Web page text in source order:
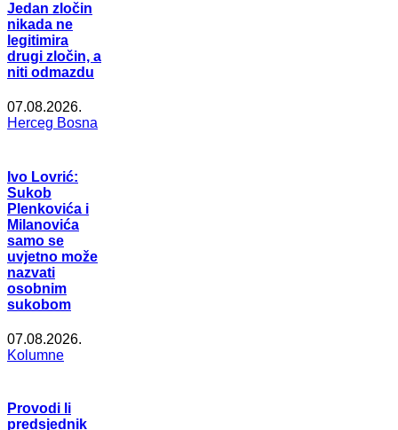
Jedan zločin
nikada ne
legitimira
drugi zločin, a
niti odmazdu
07.08.2026.
Herceg Bosna
Ivo Lovrić:
Sukob
Plenkovića i
Milanovića
samo se
uvjetno može
nazvati
osobnim
sukobom
07.08.2026.
Kolumne
Provodi li
predsjednik